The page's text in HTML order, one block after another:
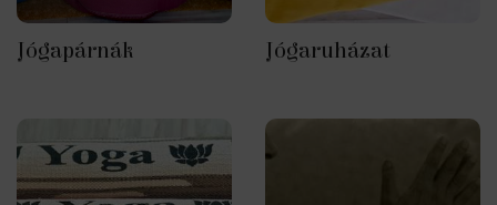
Jógapárnák Jógaruházat